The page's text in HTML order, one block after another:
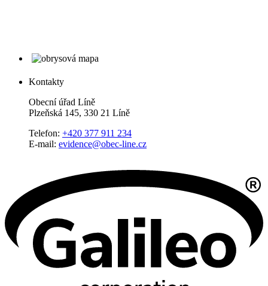
Kontakty
Obecní úřad Líně
Plzeňská 145, 330 21 Líně
Telefon: +420 377 911 234
E-mail: evidence@obec-line.cz